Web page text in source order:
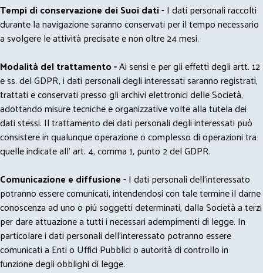
Tempi di conservazione dei Suoi dati -I dati personali raccolti
durante la navigazione saranno conservati per il tempo necessario
a svolgere le attività precisate e non oltre 24 mesi.
Modalità del trattamento -Ai sensi e per gli effetti degli artt. 12
e ss. del GDPR, i dati personali degli interessati saranno registrati,
trattati e conservati presso gli archivi elettronici delle Società,
adottando misure tecniche e organizzative volte alla tutela dei
dati stessi. Il trattamento dei dati personali degli interessati può
consistere in qualunque operazione o complesso di operazioni tra
quelle indicate all' art. 4, comma 1, punto 2 del GDPR.
Comunicazione e diffusione -I dati personali dell’interessato
potranno essere comunicati, intendendosi con tale termine il darne
conoscenza ad uno o più soggetti determinati, dalla Società a terzi
per dare attuazione a tutti i necessari adempimenti di legge. In
particolare i dati personali dell’interessato potranno essere
comunicati a Enti o Uffici Pubblici o autorità di controllo in
funzione degli obblighi di legge.